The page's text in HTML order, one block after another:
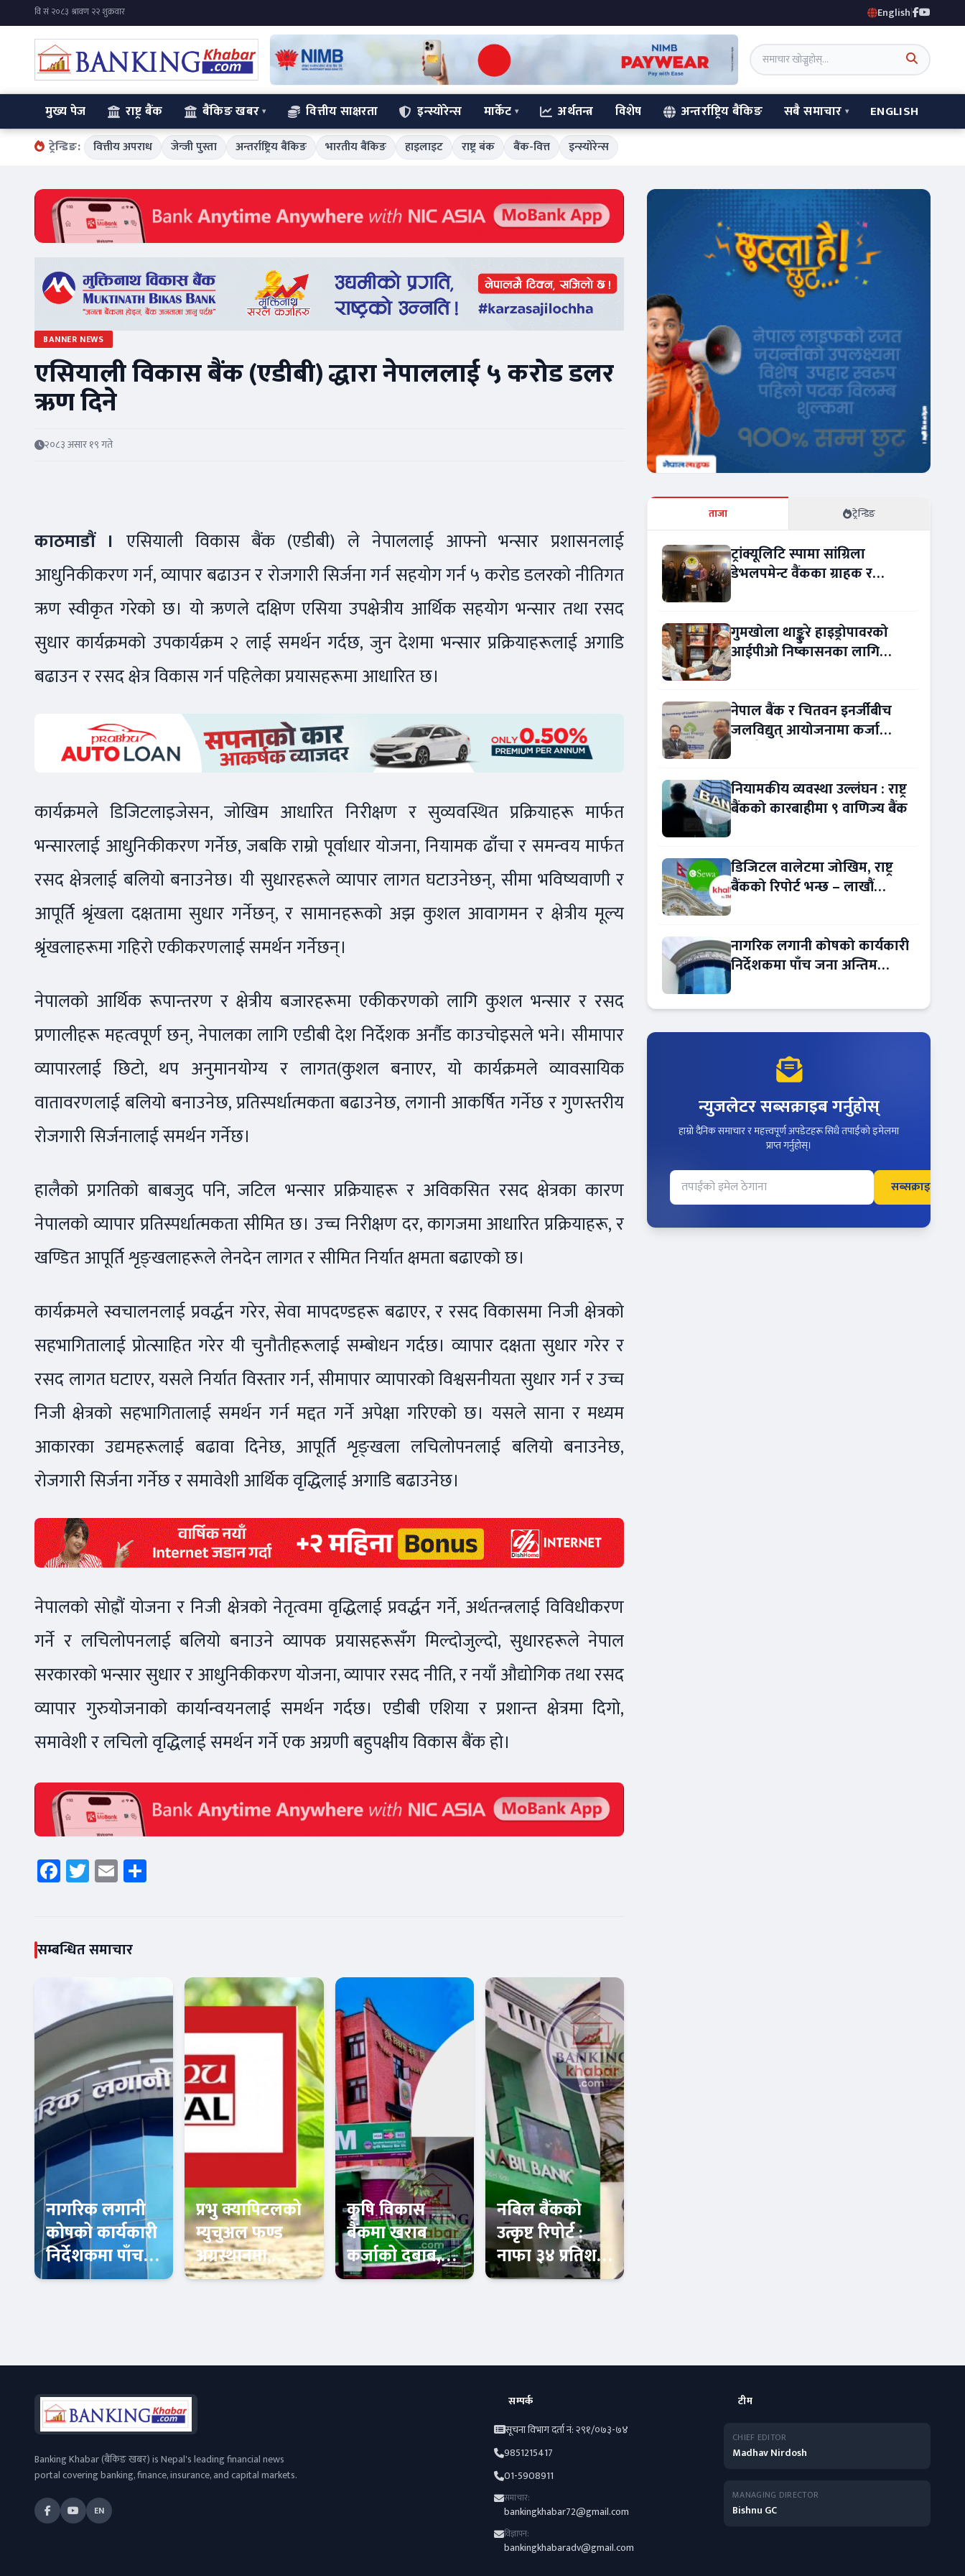
English|
मुख्य पेज राष्ट्र बैंक बैंकिङ खबर वित्तीय साक्षरता इन्स्योरेन्स मार्केट अर्थतन्त्र विशेष अन्तर्राष्ट्रिय बैंकिङ सबै समाचार ENGLISH
ट्रेन्डिङ: वित्तीय अपराध जेन्जी पुस्ता अन्तर्राष्ट्रिय बैंकिङ भारतीय बैंकिङ हाइलाइट राष्ट्र बंक बैंक-वित्त इन्स्योरेन्स
BANNER NEWS
एसियाली विकास बैंक (एडीबी) द्धारा नेपाललाई ५ करोड डलर
ऋण दिने
२०८३ असार १९ गते
काठमाडौं । एसियाली विकास बैंक (एडीबी) ले नेपाललाई आफ्नो भन्सार प्रशासनलाई
आधुनिकीकरण गर्न, व्यापार बढाउन र रोजगारी सिर्जना गर्न सहयोग गर्न ५ करोड डलरको नीतिगत
ऋण स्वीकृत गरेको छ। यो ऋणले दक्षिण एसिया उपक्षेत्रीय आर्थिक सहयोग भन्सार तथा रसद
सुधार कार्यक्रमको उपकार्यक्रम २ लाई समर्थन गर्दछ, जुन देशमा भन्सार प्रक्रियाहरूलाई अगाडि
बढाउन र रसद क्षेत्र विकास गर्न पहिलेका प्रयासहरूमा आधारित छ।
कार्यक्रमले डिजिटलाइजेसन, जोखिम आधारित निरीक्षण र सुव्यवस्थित प्रक्रियाहरू मार्फत
भन्सारलाई आधुनिकीकरण गर्नेछ, जबकि राम्रो पूर्वाधार योजना, नियामक ढाँचा र समन्वय मार्फत
रसद क्षेत्रलाई बलियो बनाउनेछ। यी सुधारहरूले व्यापार लागत घटाउनेछन्, सीमा भविष्यवाणी र
आपूर्ति श्रृंखला दक्षतामा सुधार गर्नेछन्, र सामानहरूको अझ कुशल आवागमन र क्षेत्रीय मूल्य
श्रृंखलाहरूमा गहिरो एकीकरणलाई समर्थन गर्नेछन्।
नेपालको आर्थिक रूपान्तरण र क्षेत्रीय बजारहरूमा एकीकरणको लागि कुशल भन्सार र रसद
प्रणालीहरू महत्वपूर्ण छन्, नेपालका लागि एडीबी देश निर्देशक अर्नौड काउचोइसले भने। सीमापार
व्यापारलाई छिटो, थप अनुमानयोग्य र लागत(कुशल बनाएर, यो कार्यक्रमले व्यावसायिक
वातावरणलाई बलियो बनाउनेछ, प्रतिस्पर्धात्मकता बढाउनेछ, लगानी आकर्षित गर्नेछ र गुणस्तरीय
रोजगारी सिर्जनालाई समर्थन गर्नेछ।
हालैको प्रगतिको बाबजुद पनि, जटिल भन्सार प्रक्रियाहरू र अविकसित रसद क्षेत्रका कारण
नेपालको व्यापार प्रतिस्पर्धात्मकता सीमित छ। उच्च निरीक्षण दर, कागजमा आधारित प्रक्रियाहरू, र
खण्डित आपूर्ति शृङ्खलाहरूले लेनदेन लागत र सीमित निर्यात क्षमता बढाएको छ।
कार्यक्रमले स्वचालनलाई प्रवर्द्धन गरेर, सेवा मापदण्डहरू बढाएर, र रसद विकासमा निजी क्षेत्रको
सहभागितालाई प्रोत्साहित गरेर यी चुनौतीहरूलाई सम्बोधन गर्दछ। व्यापार दक्षता सुधार गरेर र
रसद लागत घटाएर, यसले निर्यात विस्तार गर्न, सीमापार व्यापारको विश्वसनीयता सुधार गर्न र उच्च
निजी क्षेत्रको सहभागितालाई समर्थन गर्न मद्दत गर्ने अपेक्षा गरिएको छ। यसले साना र मध्यम
आकारका उद्यमहरूलाई बढावा दिनेछ, आपूर्ति शृङ्खला लचिलोपनलाई बलियो बनाउनेछ,
रोजगारी सिर्जना गर्नेछ र समावेशी आर्थिक वृद्धिलाई अगाडि बढाउनेछ।
नेपालको सोह्रौं योजना र निजी क्षेत्रको नेतृत्वमा वृद्धिलाई प्रवर्द्धन गर्ने, अर्थतन्त्रलाई विविधीकरण
गर्ने र लचिलोपनलाई बलियो बनाउने व्यापक प्रयासहरूसँग मिल्दोजुल्दो, सुधारहरूले नेपाल
सरकारको भन्सार सुधार र आधुनिकीकरण योजना, व्यापार रसद नीति, र नयाँ औद्योगिक तथा रसद
व्यापार गुरुयोजनाको कार्यान्वयनलाई समर्थन गर्दछ। एडीबी एशिया र प्रशान्त क्षेत्रमा दिगो,
समावेशी र लचिलो वृद्धिलाई समर्थन गर्ने एक अग्रणी बहुपक्षीय विकास बैंक हो।
Facebook
Twitter
Email
सम्बन्धित समाचार
नागरिक लगानी
कोषको कार्यकारी
निर्देशकमा पाँच
जना अन्तिम
प्रभु क्यापिटलको
म्युचुअल फण्ड
अग्रस्थानमा,
लगानीकर्ताको
कृषि विकास
बैंकमा खराब
कर्जाको दबाब,
नाफा ३० प्रतिशत
नबिल बैंकको
उत्कृष्ट रिपोर्ट :
नाफा ३४ प्रतिशत
बृद्धि , लाभांश
ताजा ट्रेन्डिङ
ट्रांक्यूलिटि स्पामा सांग्रिला
डेभलपमेन्ट वैंकका ग्राहक र
गुमखोला थाङ्कुरे हाइड्रोपावरको
आईपीओ निष्कासनका लागि
नेपाल बैंक र चितवन इनर्जीबीच
जलविद्युत् आयोजनामा कर्जा
नियामकीय व्यवस्था उल्लंघन : राष्ट्र
बैंकको कारबाहीमा ९ वाणिज्य बैंक
डिजिटल वालेटमा जोखिम, राष्ट्र
बैंकको रिपोर्ट भन्छ – लाखौं
नागरिक लगानी कोषको कार्यकारी
निर्देशकमा पाँच जना अन्तिम
न्युजलेटर सब्सक्राइब गर्नुहोस्
हाम्रो दैनिक समाचार र महत्त्वपूर्ण अपडेटहरू सिधै तपाईंको इमेलमा
प्राप्त गर्नुहोस्।
सब्सक्राइब
Banking Khabar (बैंकिङ खबर) is Nepal's leading financial news
portal covering banking, finance, insurance, and capital markets.
EN
सम्पर्क
सूचना विभाग दर्ता नं: २९१/०७३-७४
9851215417
01-5908911
समाचार:
bankingkhabar72@gmail.com
विज्ञापन:
bankingkhabaradv@gmail.com
टीम
CHIEF EDITOR
Madhav Nirdosh
MANAGING DIRECTOR
Bishnu GC